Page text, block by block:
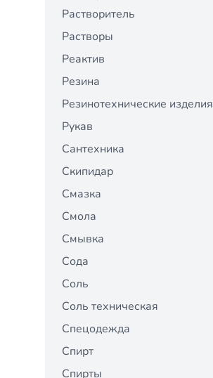
Растворитель
Растворы
Реактив
Резина
Резинотехнические изделия
Рукав
Сантехника
Скипидар
Смазка
Смола
Смывка
Сода
Соль
Соль техническая
Спецодежда
Спирт
Спирты